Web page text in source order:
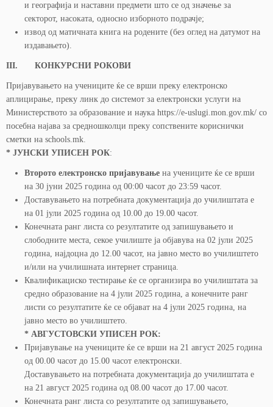
и географија и наставни предмети што се од значење за
секторот, насоката, односно изборното подрачје;
извод од матичната книга на родените (без оглед на датумот на
издавањето).
III. КОНКУРСНИ РОКОВИ
Пријавувањето на учениците ќе се врши преку електронско
аплицирање, преку линк до системот за електронски услуги на
Министерството за образование и наука https://e-uslugi.mon.gov.mk/ со
посебна најава за средношколци преку сопствените кориснички
сметки на schools.mk.
* ЈУНСКИ УПИСЕН РОК:
Второто електронско пријавување на учениците ќе се врши
на 30 јуни 2025 година од 00:00 часот до 23:59 часот.
Доставувањето на потребната документација до училиштата е
на 01 јули 2025 година од 10.00 до 19.00 часот.
Конечната ранг листа со резултатите од запишувањето и
слободните места, секое училиште ја објавува на 02 јули 2025
година, најдоцна до 12.00 часот, на јавно место во училиштето
и/или на училишната интернет страница.
Квалификациско тестирање ќе се организира во училиштата за
средно образование на 4 јули 2025 година, а конечните ранг
листи со резултатите ќе се објават на 4 јули 2025 година, на
јавно место во училиштето.
* АВГУСТОВСКИ УПИСЕН РОК:
Пријавување на учениците ќе се врши на 21 август 2025 година
од 00.00 часот до 15.00 часот електронски.
Доставувањето на потребната документација до училиштата е
на 21 август 2025 година од 08.00 часот до 17.00 часот.
Конечната ранг листа со резултатите од запишувањето,